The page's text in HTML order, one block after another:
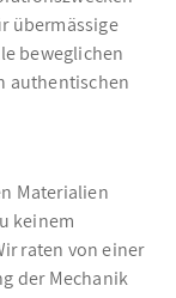
übermässige
beweglichen
authentischen
Materialien
keinem
raten von einer
der Mechanik